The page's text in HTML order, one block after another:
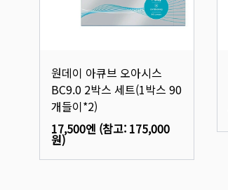
원데이 아큐브 오아시스
BC9.0 2박스 세트(1박스 90
개들이*2)
17,500엔 (참고: 175,000
원)